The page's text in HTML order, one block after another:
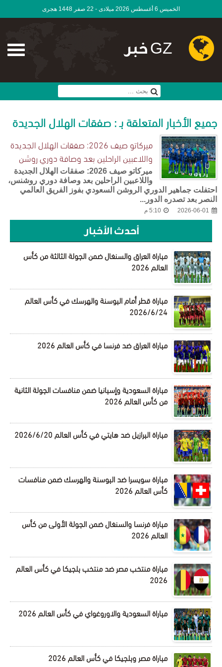
الخميس 6 أغسطس 2026 ميلادى - 22 صفر 1448 هجرى
GZ خبر
جميع الأخبار المتعلقة بـ : صفقات الهلال الجديدة
ميركاتو صيف 2026: صفقات الهلال الجديدة
واللاعبين الراحلين بعد وصافة دوري روشن
ميركاتو صيف 2026: صفقات الهلال الجديدة
واللاعبين الراحلين بعد وصافة دوري روشنس،
احتفلت جماهير الدوري الروشن السعودي بفوز الفريق العالمي
النصر بعد تصدره الدور...
2026-06-01 5:10 م
أحدث الأخبار
مباراة العراق والسنغال ضمن الجولة الثالثة من كأس
العالم 2026
مباراة قطر أمام البوسنة والهرسك في كأس العالم
2026/6/24
مباراة العراق ضد فرنسا في كأس العالم 2026
مباراة السعودية وإسبانيا ضمن منافسات الجولة الثانية
من كأس العالم 2026
مباراة البرازيل ضد هايتي في كأس العالم 2026/6/20
مباراة سويسرا ضد البوسنة والهرسك ضمن منافسات
كأس العالم 2026
مباراة فرنسا والسنغال ضمن الجولة الأولى من كأس
العالم 2026
مباراة منتخب مصر ضد منتخب بلجيكا في كأس العالم
2026
مباراة السعودية والاوروغواي في كأس العالم 2026
مباراة مصر وبلجيكا في كأس العالم 2026